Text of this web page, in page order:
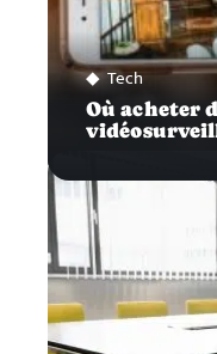
Tech
Où acheter